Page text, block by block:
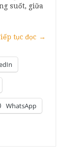
suốt, giữa
tục đọc →
WhatsApp